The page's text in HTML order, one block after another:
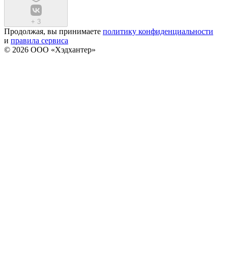
+ 3
Продолжая, вы принимаете политику конфиденциальности
и правила сервиса
© 2026 ООО «Хэдхантер»